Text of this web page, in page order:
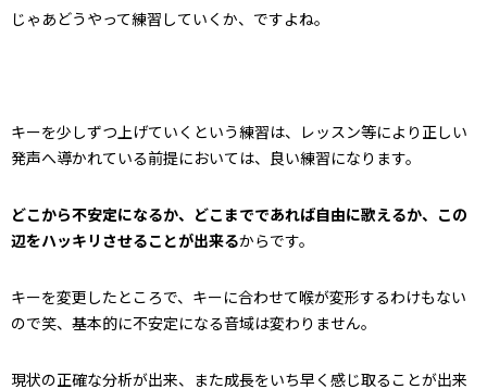
じゃあどうやって練習していくか、ですよね。
キーを少しずつ上げていくという練習は、レッスン等により正しい
発声へ導かれている前提においては、良い練習になります。
どこから不安定になるか、どこまでであれば自由に歌えるか、この
辺をハッキリさせることが出来るからです。
キーを変更したところで、キーに合わせて喉が変形するわけもない
ので笑、基本的に不安定になる音域は変わりません。
現状の正確な分析が出来、また成長をいち早く感じ取ることが出来